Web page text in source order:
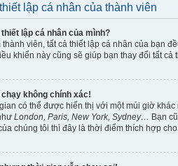
lập cá nhân của thành viên
lập cá nhân của mình?
thành viên, tất cả thiết lập cá nhân của bạn
khiển này cũng sẽ giúp bạn thay đổi tất cả
không chính xác!
có thể được hiển thị với một múi giờ
London, Paris, New York, Sydney… Bạn
chúng tôi thì đây là thời điểm thích hợp